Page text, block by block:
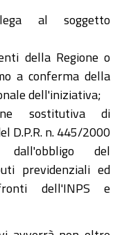
al soggetto
della Regione o
a conferma della
dell'iniziativa;
sostitutiva di
D.P.R. n. 445/2000
dall'obbligo del
previdenziali ed
dell'INPS e